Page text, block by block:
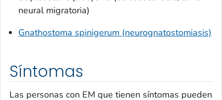
neural migratoria)
Gnathostoma spinigerum (neurognatostomiasis)
Síntomas
Las personas con EM que tienen síntomas pueden